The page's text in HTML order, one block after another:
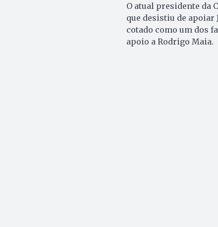
O atual presidente da
que desistiu de apoiar
cotado como um dos
apoio a Rodrigo Maia.